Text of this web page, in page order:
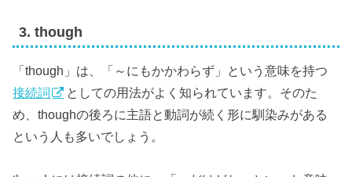
3. though
「though」は、「～にもかかわらず」という意味を持つ
接続詞
としての用法がよく知られています。そのた
め、thoughの後ろに主語と動詞が続く形に馴染みがある
という人も多いでしょう。